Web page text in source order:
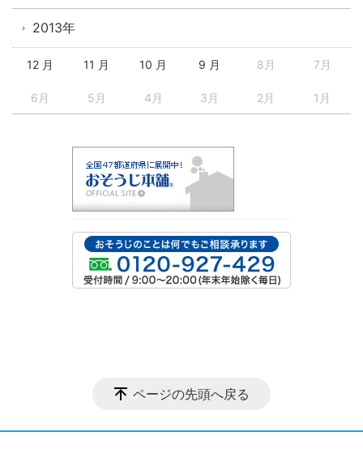
2013年
12 月 11 月 10 月 9 月 8月 7月
6月 5月 4月 3月 2月 1月
ページの先頭へ戻る